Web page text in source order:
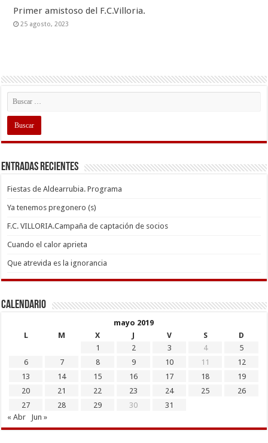
Primer amistoso del F.C.Villoria.
25 agosto, 2023
Entradas recientes
Fiestas de Aldearrubia. Programa
Ya tenemos pregonero (s)
F.C. VILLORIA.Campaña de captación de socios
Cuando el calor aprieta
Que atrevida es la ignorancia
Calendario
mayo 2019
L
M X J V S
D
1
2 3 4
5
6
7 8 9 10 11
12
13
14 15 16 17 18
19
20
21 22 23 24 25
26
27
28 29 30
31
« Abr
Jun »